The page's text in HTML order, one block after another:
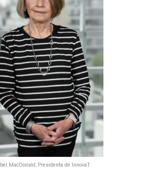
MacDonald, Presidenta de InnovaT